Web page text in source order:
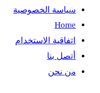
سياسة الخصوصية
Home
اتفاقية الاستخدام
أتصل بنا
من نحن